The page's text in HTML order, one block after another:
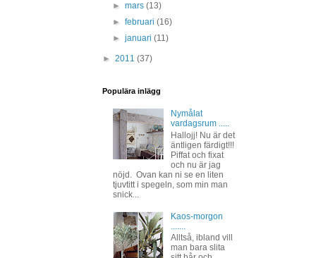
►mars(13)
►februari(16)
►januari(11)
► 2011 (37)
Populära inlägg
Nymålat
vardagsrum .....
Hallojj! Nu är det
äntligen färdigt!!!
Piffat och fixat
och nu är jag
nöjd. Ovan kan ni se en liten
tjuvtitt i spegeln, som min man
snick...
Kaos-morgon
Alltså, ibland vill
man bara slita